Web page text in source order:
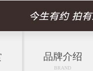
品牌介绍
BRAND